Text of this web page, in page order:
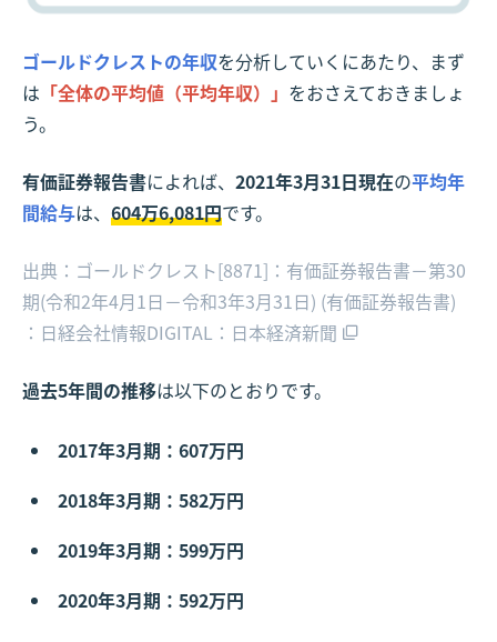
ゴールドクレストの年収を分析していくにあたり、まず
は 「全体の平均値（平均年収）」 をおさえておきましょ
う。
有価証券報告書によれば、 2021年3月31日現在の平均年
間給与は、 604万6,081円です。
出典：ゴールドクレスト[8871]：有価証券報告書－第30
期(令和2年4月1日－令和3年3月31日) (有価証券報告書)
：日経会社情報DIGITAL：日本経済新聞
過去5年間の推移は以下のとおりです。
2017年3月期：607万円
2018年3月期：582万円
2019年3月期：599万円
2020年3月期：592万円